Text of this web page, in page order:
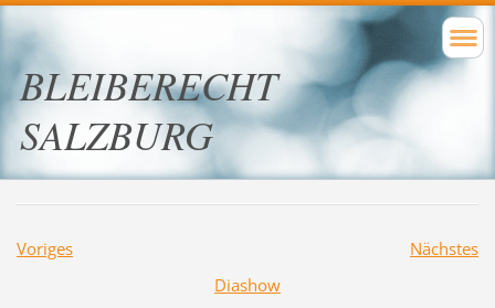
BLEIBERECHT
SALZBURG
Voriges
Nächstes
Diashow